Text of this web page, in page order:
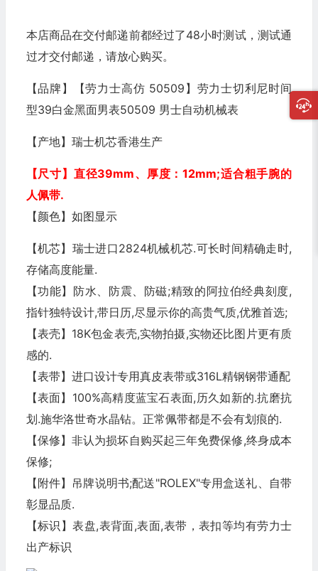
本店商品在交付邮递前都经过了48小时测试，测试通
过才交付邮递，请放心购买。
【品牌】【劳力士高仿 50509】劳力士切利尼时间
型39白金黑面男表50509 男士自动机械表
【产地】瑞士机芯香港生产
【尺寸】直径39mm、厚度：12mm;适合粗手腕的
人佩带.
【颜色】如图显示
【机芯】瑞士进口2824机械机芯.可长时间精确走时,
存储高度能量.
【功能】防水、防震、防磁;精致的阿拉伯经典刻度,
指针独特设计,带日历,尽显示你的高贵气质,优雅首选;
【表壳】18K包金表壳,实物拍摄,实物还比图片更有质
感的.
【表带】进口设计专用真皮表带或316L精钢钢带通配
【表面】100%高精度蓝宝石表面,历久如新的.抗磨抗
划.施华洛世奇水晶钻。正常佩带都是不会有划痕的.
【保修】非认为损坏自购买起三年免费保修,终身成本
保修;
【附件】吊牌说明书;配送"ROLEX"专用盒送礼、自带
彰显品质.
【标识】表盘,表背面,表面,表带，表扣等均有劳力士
出产标识